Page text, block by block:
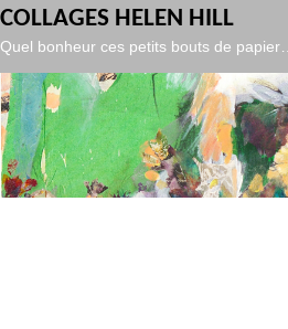
gtag('config', 'UA-119986127-1', );
to
content
COLLAGES HELEN HILL
Quel bonheur ces petits bouts de papier…